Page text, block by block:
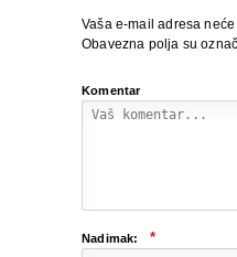
Vaša e-mail adresa
Obavezna polja su
Komentar
Nadimak: *